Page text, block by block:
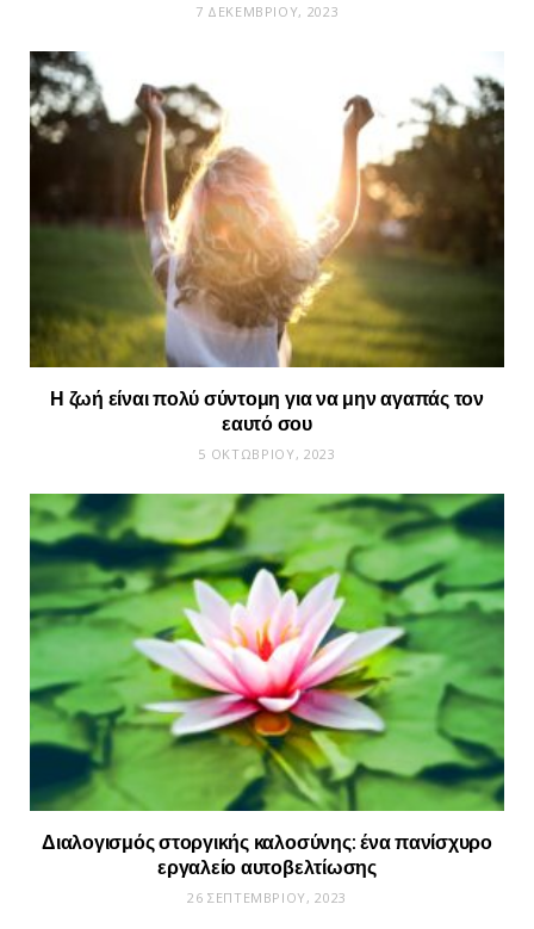
7 ΔΕΚΕΜΒΡΊΟΥ, 2023
Η ζωή είναι πολύ σύντομη για να μην αγαπάς τον
εαυτό σου
5 ΟΚΤΩΒΡΊΟΥ, 2023
Διαλογισμός στοργικής καλοσύνης: ένα πανίσχυρο
εργαλείο αυτοβελτίωσης
26 ΣΕΠΤΕΜΒΡΊΟΥ, 2023